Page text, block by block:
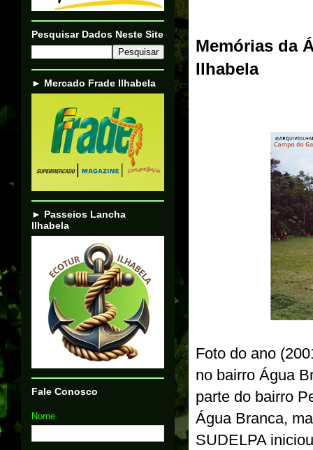
Memórias da
Ilhabela
Foto do ano
no bairro Água
parte do bairro
Água Branca,
SUDELPA
Pesquisar Dados Neste Site
► Mercado Frade Ilhabela
► Passeios Lancha
Ilhabela
Fale Conosco
Nome